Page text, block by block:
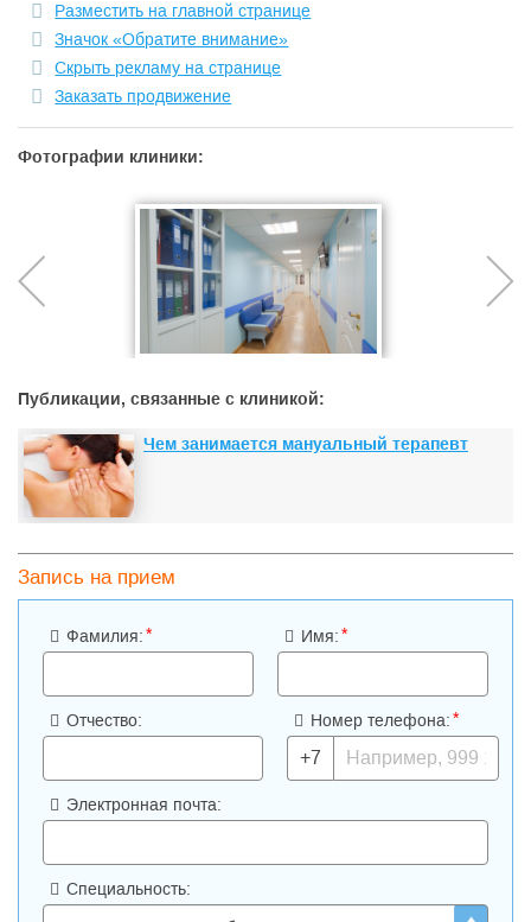
Разместить на главной странице
Значок «Обратите внимание»
Скрыть рекламу на странице
Заказать продвижение
Фотографии клиники:
Публикации, связанные с клиникой:
Чем занимается мануальный терапевт
Запись на прием
Фамилия:* Имя:*
Отчество: Номер телефона:*
+7
Электронная почта:
Специальность: